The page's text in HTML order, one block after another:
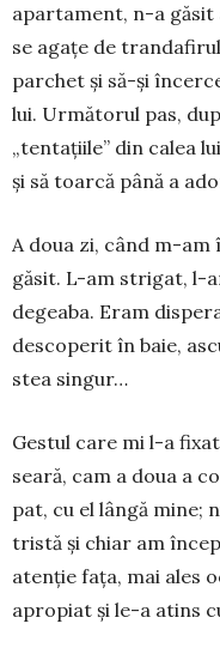
apartament, n-a găsit
se agațe de
parchet și să-și
lui. Următorul pas,
„tentațiile” din calea
și să toarcă până a
A doua zi, când m-
găsit. L-am strigat, l-
degeaba. Eram
descoperit în baie,
stea singur…
Gestul care mi l-a
seară, cam a doua a
pat, cu el lângă mine;
tristă și chiar am
atenție fața, mai ales
apropiat și le-a atins